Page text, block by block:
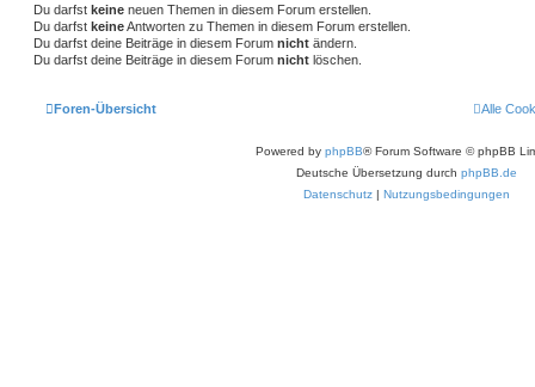
Du darfst keine neuen Themen in diesem Forum erstellen.
Du darfst keineAntworten zu Themen in diesem Forum erstellen.
Du darfst deine Beiträge in diesem Forum nicht ändern.
Du darfst deine Beiträge in diesem Forum nicht löschen.
Foren-Übersicht Alle
Powered by phpBB® Forum Software © phpBB
Deutsche Übersetzung durch phpBB.de
Datenschutz | Nutzungsbedingungen